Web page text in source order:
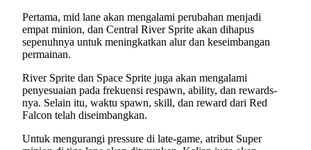
Pertama, mid lane akan mengalami perubahan menjadi
empat minion, dan Central River Sprite akan dihapus
sepenuhnya untuk meningkatkan alur dan keseimbangan
permainan.
River Sprite dan Space Sprite juga akan mengalami
penyesuaian pada frekuensi respawn, ability, dan rewards-
nya. Selain itu, waktu spawn, skill, dan reward dari Red
Falcon telah diseimbangkan.
Untuk mengurangi pressure di late-game, atribut Super